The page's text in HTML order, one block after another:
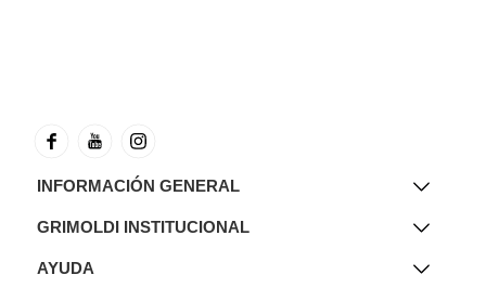
INFORMACIÓN GENERAL
GRIMOLDI INSTITUCIONAL
AYUDA